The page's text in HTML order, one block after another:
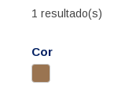
1 resultado(s)
Cor